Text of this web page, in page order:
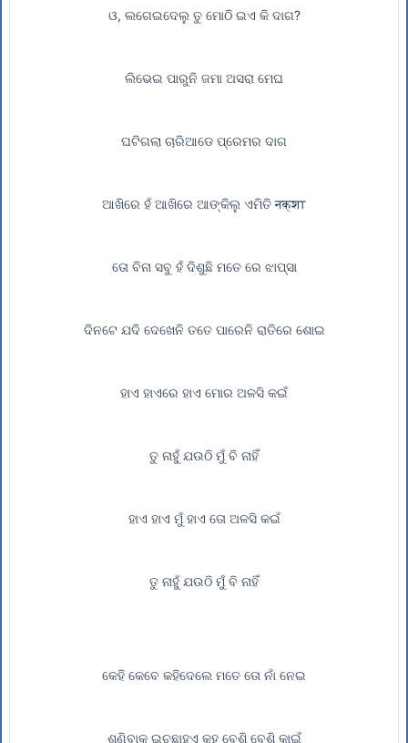
ଓ, ଲଗେଇଦେଲୁ ତୁ ମୋଠି ଇଏ କି ଦାଗ?
ଲିଭେଇ ପାରୁନି ଜମା ଅସରା ମେଘ
ଘଟିଗଲା ଚାରିଆଡେ ପ୍ରେମର ଦାଗ
ଆଖିରେ ହଁ ଆଖିରେ ଆଙ୍କିଲୁ ଏମିତି नक्शा
ତୋ ବିନା ସବୁ ହଁ ଦିଶୁଛି ମତେ ରେ ଝାପ୍ସା
ଦିନଟେ ଯଦି ଦେଖେନି ତତେ ପାରେନି ରାତିରେ ଶୋଇ
ହାଏ ହାଏରେ ହାଏ ମୋର ଅଳସି କଇଁ
ତୁ ନାହୁଁ ଯଉଠି ମୁଁ ବି ନାହିଁ
ହାଏ ହାଏ ମୁଁ ହାଏ ତୋ ଅଳସି କଇଁ
ତୁ ନାହୁଁ ଯଉଠି ମୁଁ ବି ନାହିଁ
କେହି କେବେ କହିଦେଲେ ମତେ ତୋ ନାଁ ନେଇ
ଶୁଣିବାକୁ ଇଚ୍ଛାହୁଏ କହ ବେଶି ବେଶି କାଇଁ